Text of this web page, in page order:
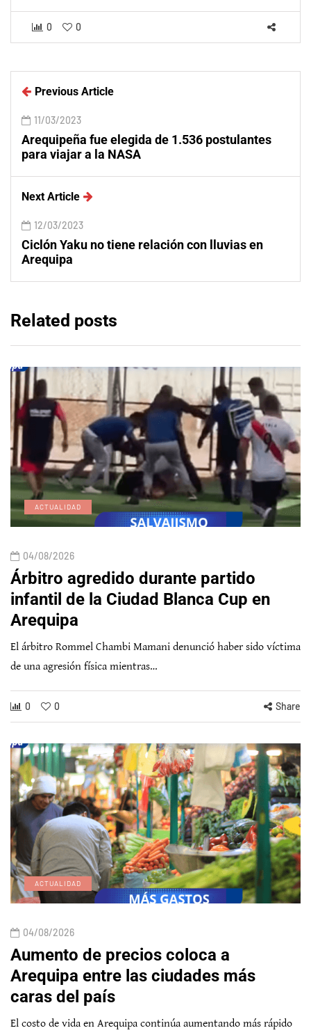
0 0
Previous Article
11/03/2023
Arequipeña fue elegida de 1.536 postulantes
para viajar a la NASA
Next Article
12/03/2023
Ciclón Yaku no tiene relación con lluvias en
Arequipa
Related posts
ACTUALIDAD
04/08/2026
Árbitro agredido durante partido
infantil de la Ciudad Blanca Cup en
Arequipa
El árbitro Rommel Chambi Mamani denunció haber sido víctima
de una agresión física mientras…
0 0 Share
ACTUALIDAD
04/08/2026
Aumento de precios coloca a
Arequipa entre las ciudades más
caras del país
El costo de vida en Arequipa continúa aumentando más rápido